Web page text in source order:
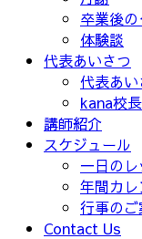
卒業後の
体験談
代表あいさつ
代表あ
kana校
講師紹介
スケジュール
一日の
年間カ
行事のご
Contact Us